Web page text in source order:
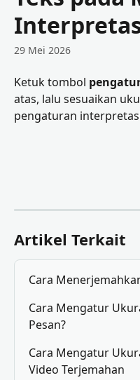
29 Mei 2026
Ketuk tombol
atas, lalu sesuaikan
pengaturan
Artikel Terkait
Cara
Cara Mengatur
Pesan?
Cara Mengatur
Video Terjemahan